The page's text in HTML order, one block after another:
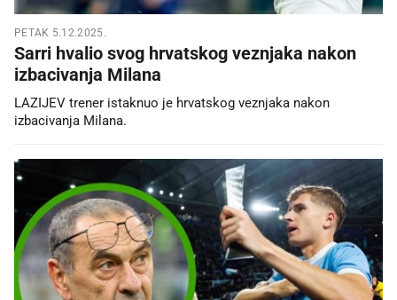
PETAK 5.12.2025.
Sarri hvalio svog hrvatskog veznjaka nakon
izbacivanja Milana
LAZIJEV trener istaknuo je hrvatskog veznjaka nakon
izbacivanja Milana.